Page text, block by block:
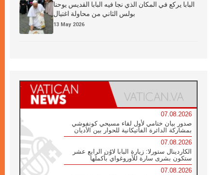
البابا يركع في المكان الذي نجا فيه البابا القديس يوحنا
بولس الثاني من محاولة اغتيال
13 May 2026
07.08.2026
صدور بيان ختامي لأول لقاء مسيحي كونفوشي
بمشاركة الدائرة الفاتيكانية للحوار بين الأديان
07.08.2026
الكاردينال ستورلا: زيارة البابا لاوُن الرابع عشر
ستكون بشرى سارة للأوروغواي بأكملها
07.08.2026